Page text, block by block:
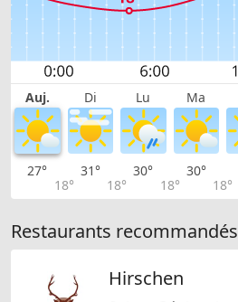
Auj. Di Lu Ma
27°
18°
31°
18°
30°
18°
30°
18°
Restaurants recommandés
Hirschen